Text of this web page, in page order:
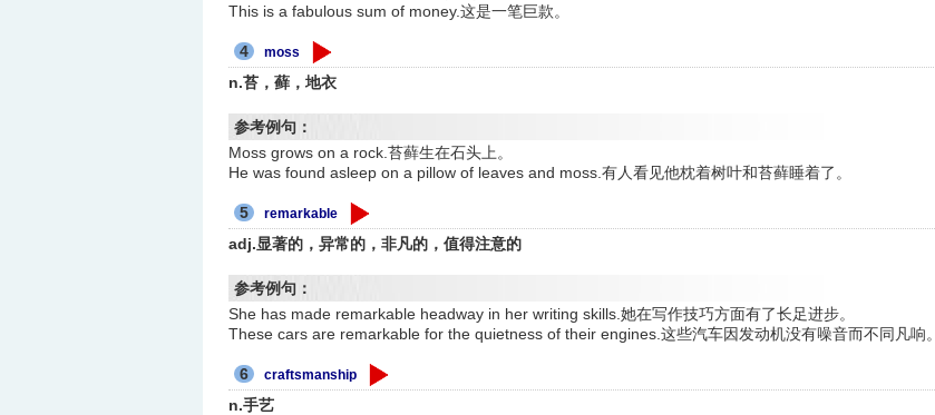
This is a fabulous sum of money.这是一笔巨款。
4 moss
n.苔，藓，地衣
参考例句：
Moss grows on a rock.苔藓生在石头上。
He was found asleep on a pillow of leaves and moss.有人看见他枕着树叶和苔藓睡着了。
5 remarkable
adj.显著的，异常的，非凡的，值得注意的
参考例句：
She has made remarkable headway in her writing skills.她在写作技巧方面有了长足进步。
These cars are remarkable for the quietness of their engines.这些汽车因发动机没有噪音而不同凡响。
6 craftsmanship
n.手艺